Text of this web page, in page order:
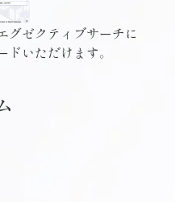
グゼクティブサーチに
いただけます。